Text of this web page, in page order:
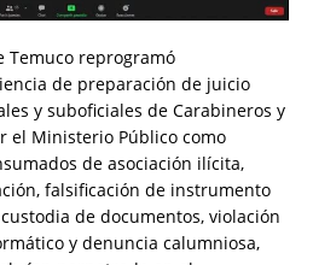
Temuco reprogramó
de preparación de juicio
y suboficiales de Carabineros y
el Ministerio Público como
de asociación ilícita,
falsificación de instrumento
de documentos, violación
y denuncia calumniosa,